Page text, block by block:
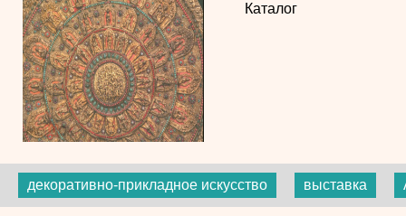
Каталог
декоративно-прикладное искусство выставка